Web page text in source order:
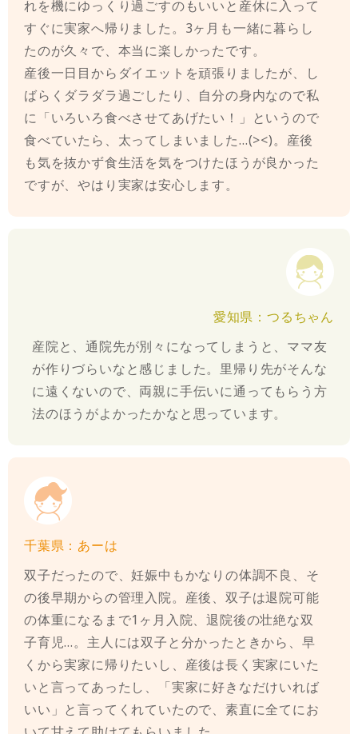
れを機にゆっくり過ごすのもいいと産休に入って
すぐに実家へ帰りました。3ヶ月も一緒に暮らし
たのが久々で、本当に楽しかったです。
産後一日目からダイエットを頑張りましたが、し
ばらくダラダラ過ごしたり、自分の身内なので私
に「いろいろ食べさせてあげたい！」というので
食べていたら、太ってしまいました…(><)。産後
も気を抜かず食生活を気をつけたほうが良かった
ですが、やはり実家は安心します。
愛知県：つるちゃん
産院と、通院先が別々になってしまうと、ママ友
が作りづらいなと感じました。里帰り先がそんな
に遠くないので、両親に手伝いに通ってもらう方
法のほうがよかったかなと思っています。
千葉県：あーは
双子だったので、妊娠中もかなりの体調不良、そ
の後早期からの管理入院。産後、双子は退院可能
の体重になるまで1ヶ月入院、退院後の壮絶な双
子育児…。主人には双子と分かったときから、早
くから実家に帰りたいし、産後は長く実家にいた
いと言ってあったし、「実家に好きなだけいれば
いい」と言ってくれていたので、素直に全てにお